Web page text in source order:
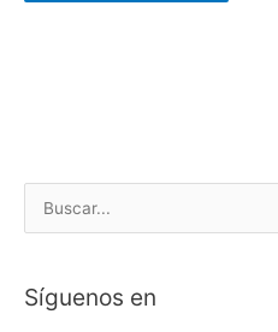
c
Síguenos en